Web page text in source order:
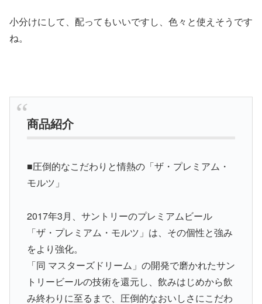
小分けにして、配ってもいいですし、色々と使えそうです
ね。
商品紹介
■圧倒的なこだわりと情熱の「ザ・プレミアム・
モルツ」
2017年3月、サントリーのプレミアムビール
「ザ・プレミアム・モルツ」は、その個性と強み
をより強化。
「同 マスターズドリーム」の開発で磨かれたサン
トリービールの技術を還元し、飲みはじめから飲
み終わりに至るまで、圧倒的なおいしさにこだわ